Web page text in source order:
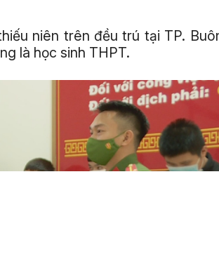
niên trên đều trú tại TP.
là học sinh THPT.